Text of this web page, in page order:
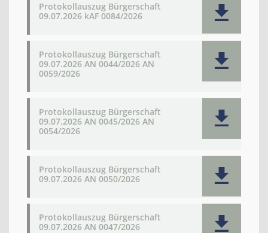
Protokollauszug Bürgerschaft
09.07.2026 kAF 0084/2026
Protokollauszug Bürgerschaft
09.07.2026 AN 0044/2026 AN
0059/2026
Protokollauszug Bürgerschaft
09.07.2026 AN 0045/2026 AN
0054/2026
Protokollauszug Bürgerschaft
09.07.2026 AN 0050/2026
Protokollauszug Bürgerschaft
09.07.2026 AN 0047/2026